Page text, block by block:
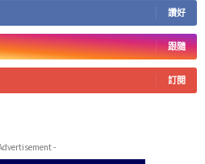
讚好
跟隨
訂閱
-